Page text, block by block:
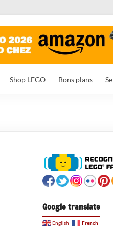
Shop LEGO Bons plans
Google translate
English French